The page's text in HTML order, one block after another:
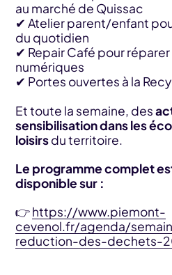
au marché de Quissac
✔ Atelier parent/enfant
du quotidien
✔ Repair Café pour
numériques
✔ Portes ouvertes à la
Et toute la semaine, des
sensibilisation dans les
loisirsdu territoire.
Le programme complet
disponible sur :
👉https://www.piemont-
cevenol.fr/agenda/
reduction-des-dechets-